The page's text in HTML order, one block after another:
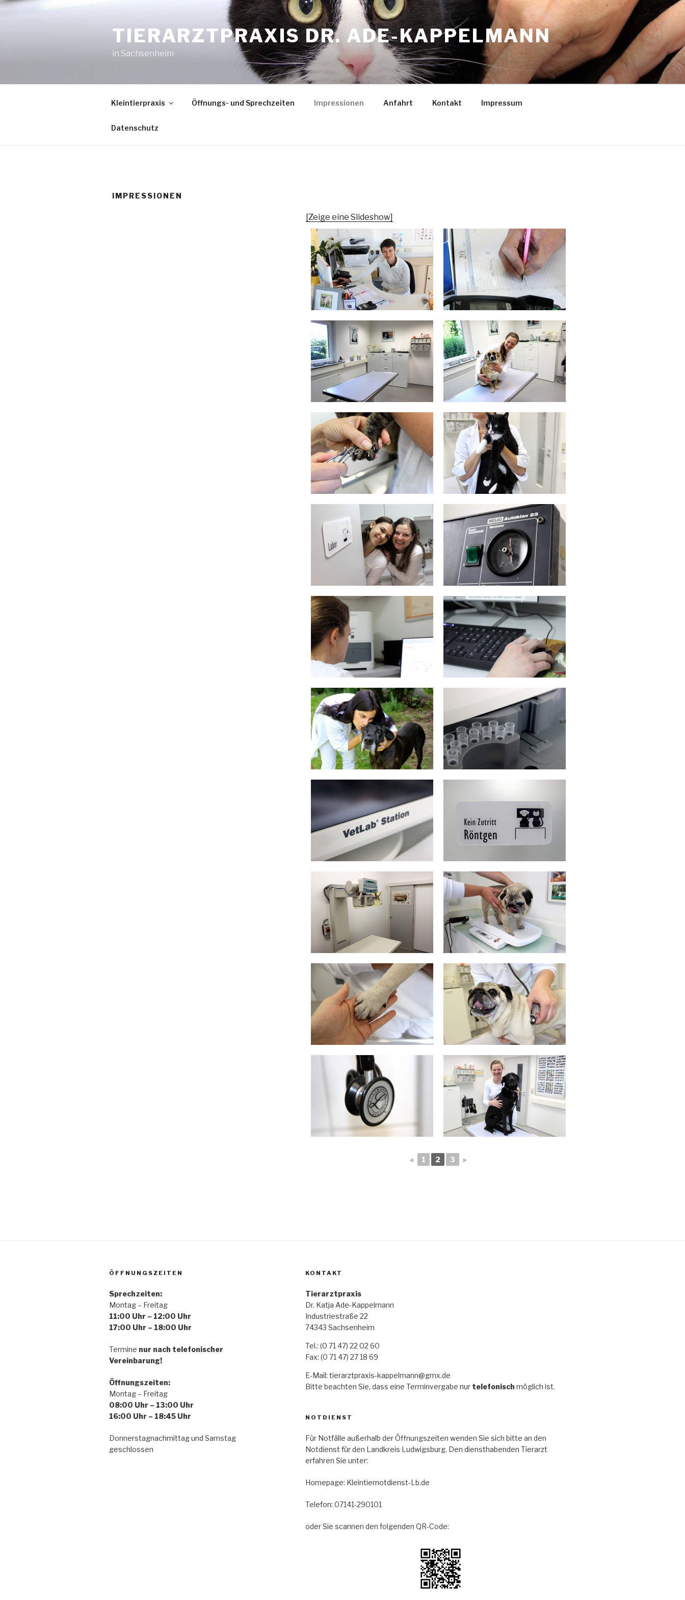
Zum
TIERARZTPRAXIS DR. ADE-KAPPELMANN
in Sachsenheim
Kleintierpraxis Öffnungs- und Sprechzeiten Impressionen Anfahrt Kontakt Impressum
Datenschutz
IMPRESSIONEN
[Zeige eine Slideshow]
◄ 1 2 3 ►
ÖFFNUNGSZEITEN
Sprechzeiten:
Montag – Freitag
11:00 Uhr – 12:00 Uhr
17:00 Uhr – 18:00 Uhr
Termine nur nach telefonischer
Vereinbarung!
Öffnungszeiten:
Montag – Freitag
08:00 Uhr – 13:00 Uhr
16:00 Uhr – 18:45 Uhr
Donnerstagnachmittag und Samstag
geschlossen
KONTAKT
Tierarztpraxis
Dr. Katja Ade-Kappelmann
Industriestraße 22
74343 Sachsenheim
Tel.: (0 71 47) 22 02 60
Fax: (0 71 47) 27 18 69
E-Mail: tierarztpraxis-kappelmann@gmx.de
Bitte beachten Sie, dass eine Terminvergabe nurtelefonisch möglich ist.
NOTDIENST
Für Notfälle außerhalb der Öffnungszeiten wenden Sie sich bitte an den
Notdienst für den Landkreis Ludwigsburg. Den diensthabenden Tierarzt
erfahren Sie unter:
Homepage: Kleintiernotdienst-Lb.de
Telefon: 07141-290101
oder Sie scannen den folgenden QR-Code: